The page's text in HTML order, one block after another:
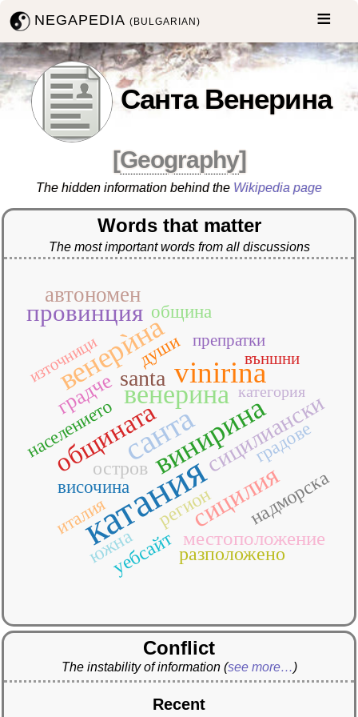
NEGAPEDIA(BULGARIAN)
Санта Венерина
[Geography]
The hidden information behind the Wikipedia page
Words that matter
The most important words from all discussions
катания
санта
vinirina
венерѝна
винирина
венерина
общината
сицилия
провинция
сицилиански
santa
автономен
градче
местоположение
надморска
остров
разположено
регион
уебсайт
южна
височина
градове
души
италия
населението
община
външни
източници препратки
категория
Conflict
The instability of information (see more…)
Recent